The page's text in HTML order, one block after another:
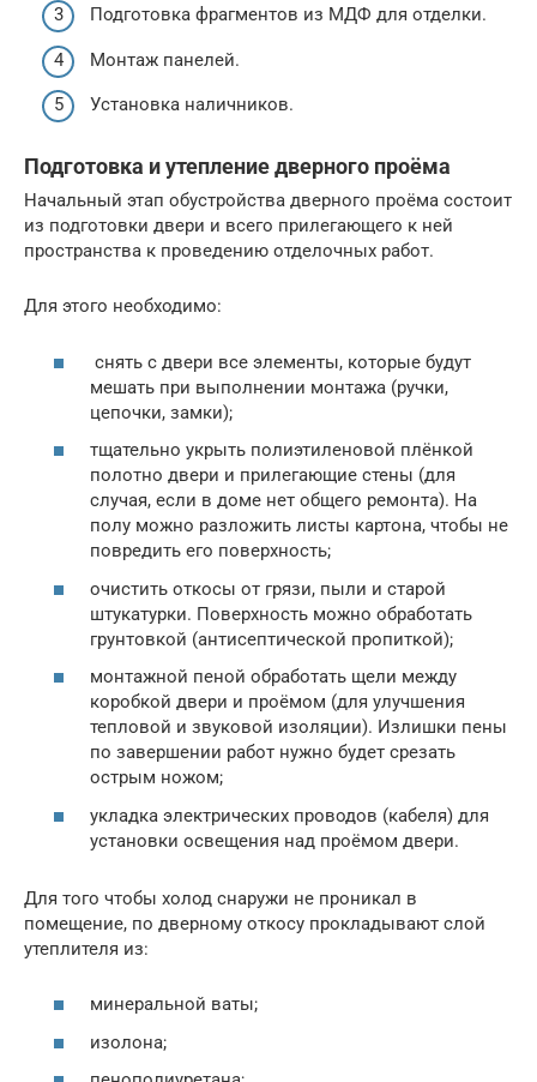
Подготовка фрагментов из МДФ для отделки.
Монтаж панелей.
Установка наличников.
Подготовка и утепление дверного проёма
Начальный этап обустройства дверного проёма состоит
из подготовки двери и всего прилегающего к ней
пространства к проведению отделочных работ.
Для этого необходимо:
снять с двери все элементы, которые будут
мешать при выполнении монтажа (ручки,
цепочки, замки);
тщательно укрыть полиэтиленовой плёнкой
полотно двери и прилегающие стены (для
случая, если в доме нет общего ремонта). На
полу можно разложить листы картона, чтобы не
повредить его поверхность;
очистить откосы от грязи, пыли и старой
штукатурки. Поверхность можно обработать
грунтовкой (антисептической пропиткой);
монтажной пеной обработать щели между
коробкой двери и проёмом (для улучшения
тепловой и звуковой изоляции). Излишки пены
по завершении работ нужно будет срезать
острым ножом;
укладка электрических проводов (кабеля) для
установки освещения над проёмом двери.
Для того чтобы холод снаружи не проникал в
помещение, по дверному откосу прокладывают слой
утеплителя из:
минеральной ваты;
изолона;